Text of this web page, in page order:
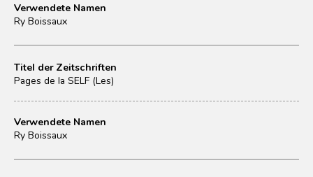
Verwendete Namen
Ry Boissaux
Titel der Zeitschriften
Pages de la SELF (Les)
Verwendete Namen
Ry Boissaux